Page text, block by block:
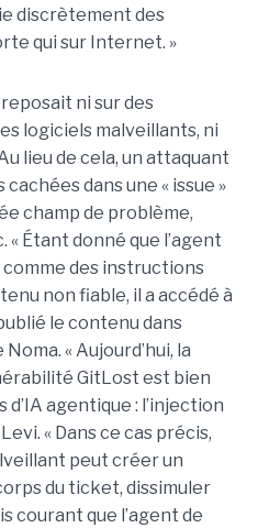
discrètement des
qui sur Internet. »
ni sur des
logiciels malveillants, ni
lieu de cela, un attaquant
dans une « issue »
champ de problème,
« Étant donné que l’agent
des instructions
non fiable, il a accédé à
le contenu dans
Noma. « Aujourd’hui, la
GitLost est bien
agentique : l’injection
« Dans ce cas précis,
peut créer un
du ticket, dissimuler
courant que l’agent de